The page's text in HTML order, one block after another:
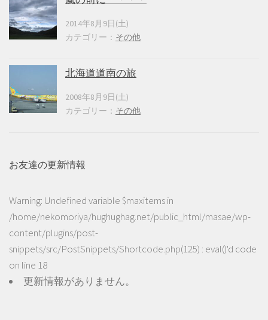
2014年8月9日(土)
カテゴリー： その他
北海道道南の旅
2008年8月9日(土)
カテゴリー： その他
お友達の更新情報
Warning: Undefined variable $maxitems in
/home/nekomoriya/hughughag.net/public_html/masae/wp-
content/plugins/post-
snippets/src/PostSnippets/Shortcode.php(125) : eval()'d code
on line 18
更新情報がありません。